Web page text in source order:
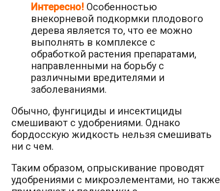
Интересно! Особенностью
внекорневой подкормки плодового
дерева является то, что ее можно
выполнять в комплексе с
обработкой растения препаратами,
направленными на борьбу с
различными вредителями и
заболеваниями.
Обычно, фунгициды и инсектициды
смешивают с удобрениями. Однако
бордосскую жидкость нельзя смешивать
ни с чем.
Таким образом, опрыскивание проводят
удобрениями с микроэлементами, но также